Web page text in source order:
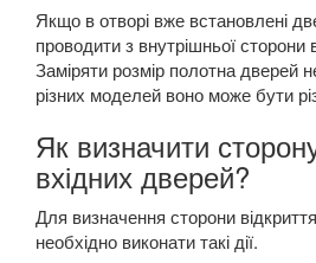
Якщо в отворі вже встановлені
проводити з внутрішньої сторони
Заміряти розмір полотна дверей
різних моделей воно може бути
Як визначити
вхідних дверей?
Для визначення сторони
необхідно виконати такі дії.